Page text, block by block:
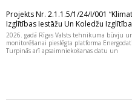
Projekts Nr. 2.1.1.5/1/24/I/001
Izglītības Iestāžu Un Koledžu
2026. gadā Rīgas Valsts tehnikuma būvju
monitorēšanai pieslēgta platforma
Turpinās arī apsaimniekošanas datu un